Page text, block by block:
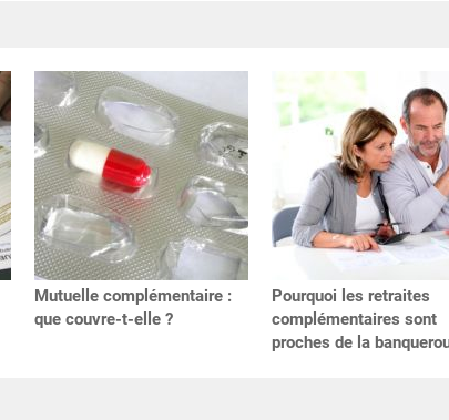
Mutuelle complémentaire :
que couvre-t-elle ?
Pourquoi les retraites
complémentaires sont
proches de la